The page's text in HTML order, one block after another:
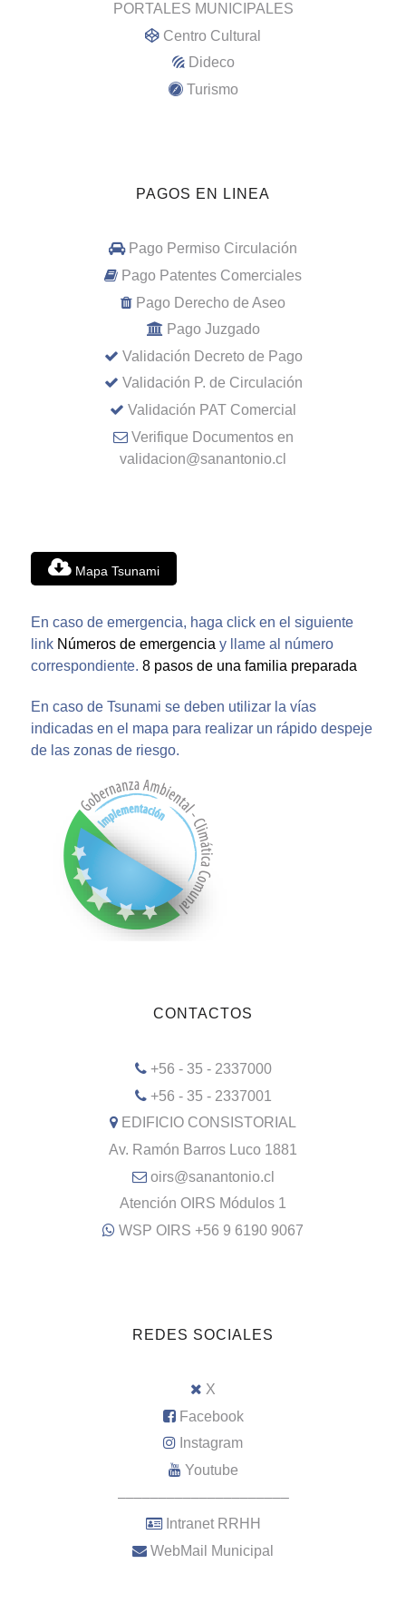
PORTALES MUNICIPALES
Centro Cultural
Dideco
Turismo
PAGOS EN LINEA
Pago Permiso Circulación
Pago Patentes Comerciales
Pago Derecho de Aseo
Pago Juzgado
Validación Decreto de Pago
Validación P. de Circulación
Validación PAT Comercial
Verifique Documentos en
validacion@sanantonio.cl
Mapa Tsunami
En caso de emergencia, haga click en el siguiente
link Números de emergencia y llame al número
correspondiente. 8 pasos de una familia preparada
En caso de Tsunami se deben utilizar la vías
indicadas en el mapa para realizar un rápido despeje
de las zonas de riesgo.
CONTACTOS
+56 - 35 - 2337000
+56 - 35 - 2337001
EDIFICIO CONSISTORIAL
Av. Ramón Barros Luco 1881
oirs@sanantonio.cl
Atención OIRS Módulos 1
WSP OIRS +56 9 6190 9067
REDES SOCIALES
X
Facebook
Instagram
Youtube
–––––––––––––––––––––
Intranet RRHH
WebMail Municipal